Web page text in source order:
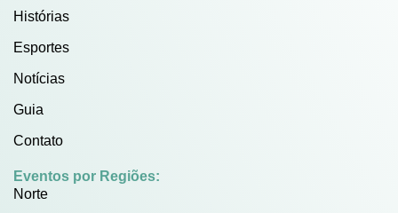
Histórias
Esportes
Notícias
Guia
Contato
Eventos por Regiões:
Norte